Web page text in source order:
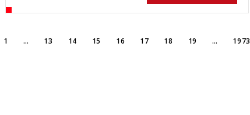
1 Pierwszy
… 13 14 15 16 (Obecna)
17 18 19 … 1973